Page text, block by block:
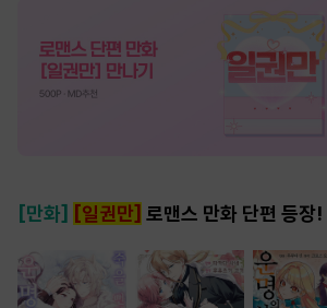
[만화] [일권만] 로맨스 만화 단편 등장!